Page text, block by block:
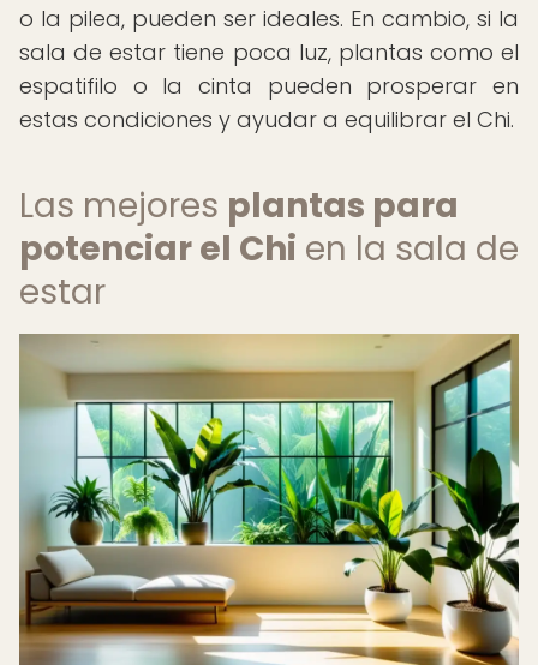
o la pilea, pueden ser ideales. En cambio, si la
sala de estar tiene poca luz, plantas como el
espatifilo o la cinta pueden prosperar en
estas condiciones y ayudar a equilibrar el Chi.
Las mejores plantas para
potenciar el Chi en la sala de
estar